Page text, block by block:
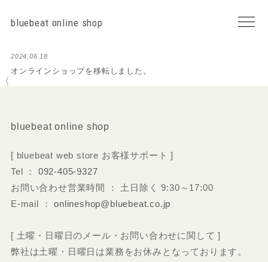
bluebeat online shop
2024.06.18
オンラインショップを移転しました。
〈
bluebeat online shop
[ bluebeat web store お客様サポート ]
Tel ： 092-405-9327
お問い合わせ営業時間 ： 土日除く 9:30～17:00
E-mail ：onlineshop@bluebeat.co.jp
[ 土曜・日曜日のメール・お問い合わせに関して ]
弊社は土曜・日曜日は業務をお休みとなっております。